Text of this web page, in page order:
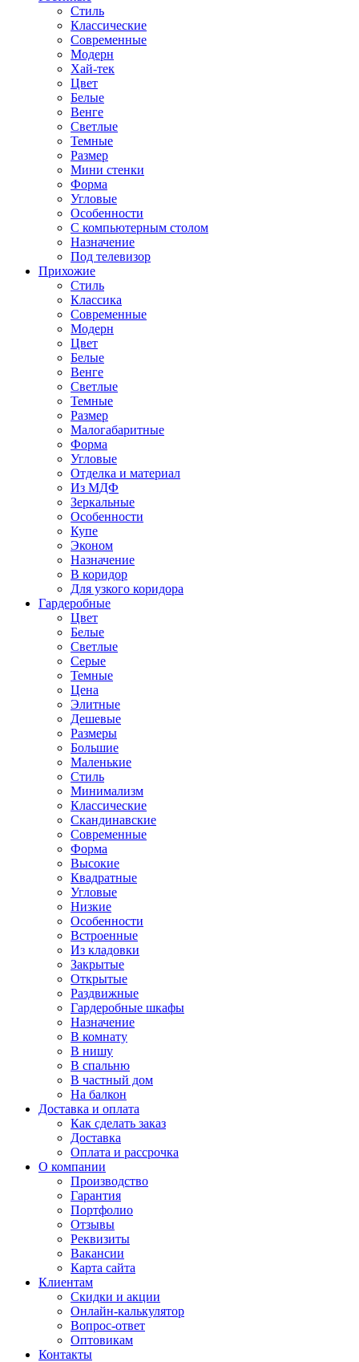
Стиль
Классические
Современные
Модерн
Хай-тек
Цвет
Белые
Венге
Светлые
Темные
Размер
Мини стенки
Форма
Угловые
Особенности
С компьютерным столом
Назначение
Под телевизор
Прихожие
Стиль
Классика
Современные
Модерн
Цвет
Белые
Венге
Светлые
Темные
Размер
Малогабаритные
Форма
Угловые
Отделка и материал
Из МДФ
Зеркальные
Особенности
Купе
Эконом
Назначение
В коридор
Для узкого коридора
Гардеробные
Цвет
Белые
Светлые
Серые
Темные
Цена
Элитные
Дешевые
Размеры
Большие
Маленькие
Стиль
Минимализм
Классические
Скандинавские
Современные
Форма
Высокие
Квадратные
Угловые
Низкие
Особенности
Встроенные
Из кладовки
Закрытые
Открытые
Раздвижные
Гардеробные шкафы
Назначение
В комнату
В нишу
В спальню
В частный дом
На балкон
Доставка и оплата
Как сделать заказ
Доставка
Оплата и рассрочка
О компании
Производство
Гарантия
Портфолио
Отзывы
Реквизиты
Вакансии
Карта сайта
Клиентам
Скидки и акции
Онлайн-калькулятор
Вопрос-ответ
Оптовикам
Контакты